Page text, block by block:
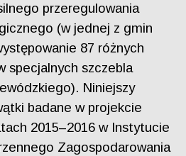
przeregulowania
(w jednej z gmin
87 różnych
specjalnych szczebla
Niniejszy
badane w projekcie
2015–2016 w Instytucie
Zagospodarowania